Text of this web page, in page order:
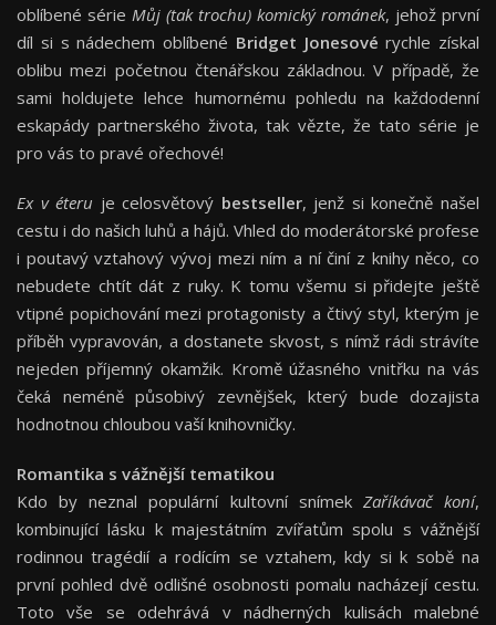
oblíbené série Můj (tak trochu) komický románek, jehož první
díl si s nádechem oblíbené Bridget Jonesové rychle získal
oblibu mezi početnou čtenářskou základnou. V případě, že
sami holdujete lehce humornému pohledu na každodenní
eskapády partnerského života, tak vězte, že tato série je
pro vás to pravé ořechové!
Ex v éteru je celosvětový bestseller, jenž si konečně našel
cestu i do našich luhů a hájů. Vhled do moderátorské profese
i poutavý vztahový vývoj mezi ním a ní činí z knihy něco, co
nebudete chtít dát z ruky. K tomu všemu si přidejte ještě
vtipné popichování mezi protagonisty a čtivý styl, kterým je
příběh vypravován, a dostanete skvost, s nímž rádi strávíte
nejeden příjemný okamžik. Kromě úžasného vnitřku na vás
čeká neméně působivý zevnějšek, který bude dozajista
hodnotnou chloubou vaší knihovničky.
Romantika s vážnější tematikou
Kdo by neznal populární kultovní snímek Zaříkávač koní,
kombinující lásku k majestátním zvířatům spolu s vážnější
rodinnou tragédií a rodícím se vztahem, kdy si k sobě na
první pohled dvě odlišné osobnosti pomalu nacházejí cestu.
Toto vše se odehrává v nádherných kulisách malebné